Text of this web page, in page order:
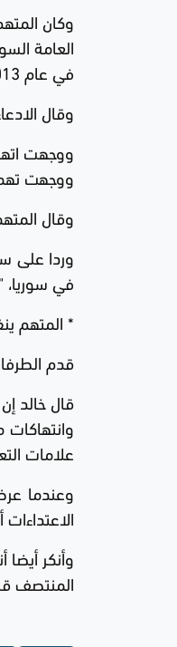
وكان
في عام 2013، وهو أمر يدعى أنه ساعد في تسهيله قبل أن يفر في اليوم التالي.
وقال
ووجهت
ووجهت تهمة
وقال
وردا على
في سوريا،
* المتهم
قدم
وانتهاكات
علامات
وعندما
وأنكر
المنتصف